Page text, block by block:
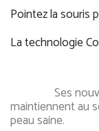
Pointez la souris
La technologie
Ses
maintiennent au
peau saine.